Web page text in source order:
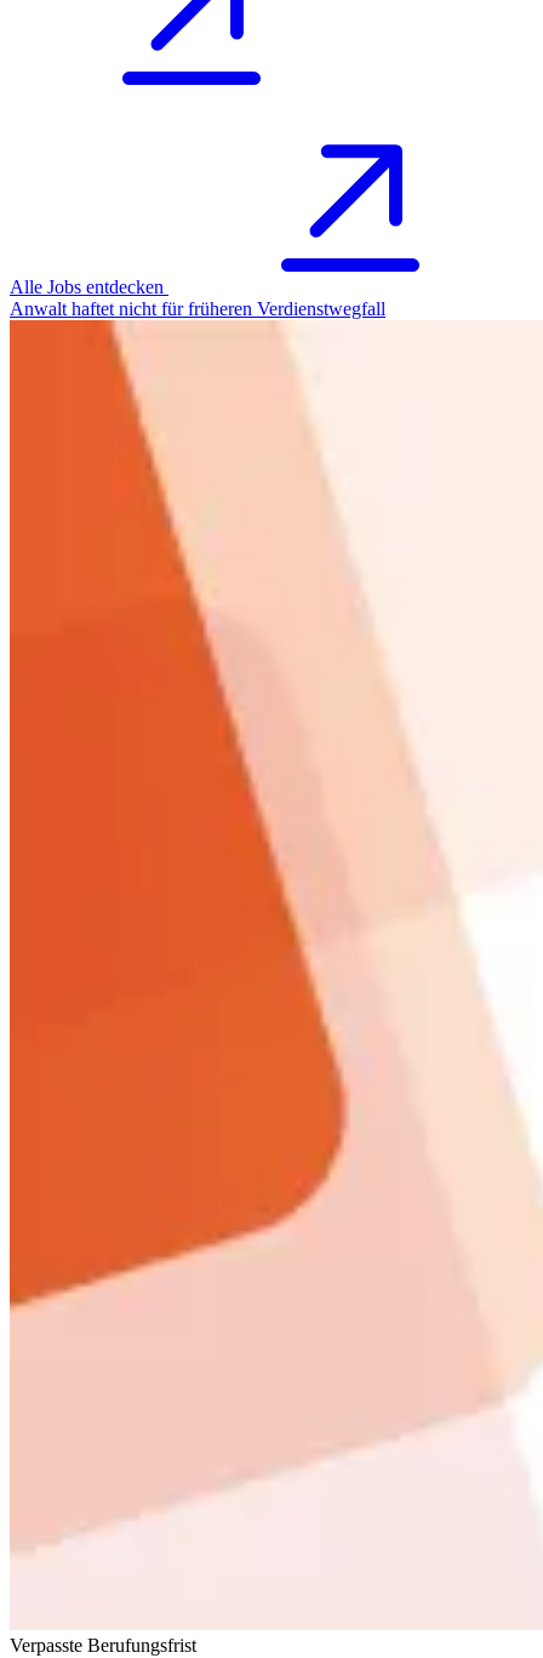
Alle Jobs entdecken
Anwalt haftet nicht für früheren Verdienstwegfall
Verpasste Berufungsfrist